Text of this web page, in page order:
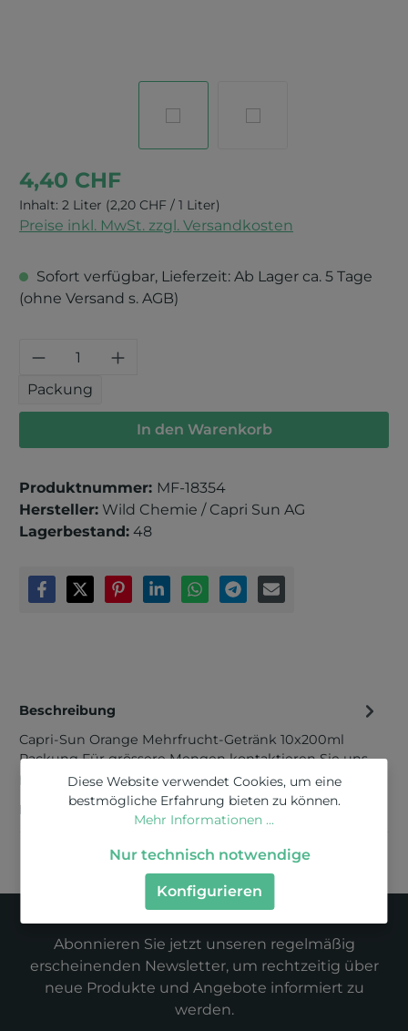
4,40 CHF
Inhalt: 2 Liter (2,20 CHF / 1 Liter)
Preise inkl. MwSt. zzgl. Versandkosten
Sofort verfügbar, Lieferzeit: Ab Lager ca. 5 Tage
(ohne Versand s. AGB)
Produkt Anzahl: Gib den
Packung
In den Warenkorb
Produktnummer: MF-18354
Hersteller: Wild Chemie / Capri Sun AG
Lagerbestand: 48
Beschreibung
Capri-Sun Orange Mehrfrucht-Getränk 10x200ml
Packung Für grössere Mengen kontaktieren Sie uns
perE-Mail Zutaten: Quellwass…Mehr
Bewertungen
Newsletter
Abonnieren Sie jetzt unseren regelmäßig
erscheinenden Newsletter, um rechtzeitig über
neue Produkte und Angebote informiert zu
werden.
Diese Website verwendet Cookies, um eine
bestmögliche Erfahrung bieten zu können.
Mehr Informationen ...
Nur technisch notwendige
Konfigurieren